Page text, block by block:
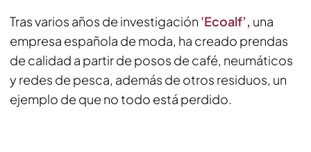
Tras varios años de investigación 'Ecoalf’, una
empresa española de moda, ha creado prendas
de calidad a partir de posos de café, neumáticos
y redes de pesca, además de otros residuos, un
ejemplo de que no todo está perdido.